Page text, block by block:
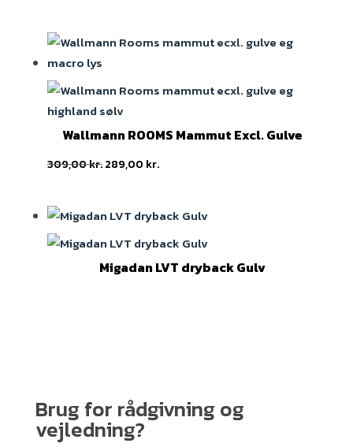
309,00 kr..289,00 kr..
Wallmann ROOMS Mammut Excl. Gulve
309,00kr. Original
309,00 kr..
289,00 kr.Current
289,00 kr..
Migadan LVT dryback Gulv
Brug for rådgivning og
vejledning?